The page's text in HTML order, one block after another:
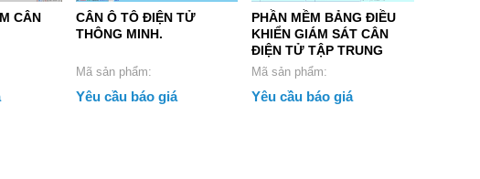
CÂN
CÂN Ô TÔ ĐIỆN TỬ
THÔNG MINH.
Mã sản phẩm:
Yêu cầu báo giá
PHẦN MỀM BẢNG ĐIỀU
KHIỂN GIÁM SÁT CÂN
ĐIỆN TỬ TẬP TRUNG
Mã sản phẩm:
Yêu cầu báo giá